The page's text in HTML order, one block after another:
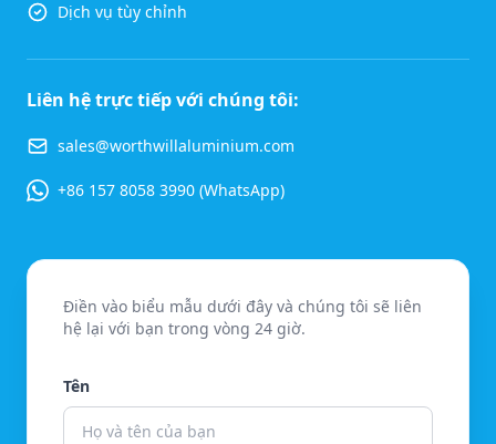
Dịch vụ tùy chỉnh
Liên hệ trực tiếp với chúng tôi:
sales@worthwillaluminium.com
+86 157 8058 3990 (WhatsApp)
Điền vào biểu mẫu dưới đây và chúng tôi sẽ liên
hệ lại với bạn trong vòng 24 giờ.
Tên